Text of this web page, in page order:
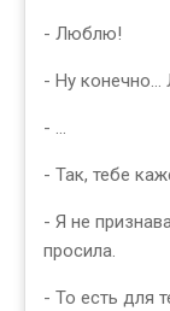
- Люблю!
- Ну конечно…
- …
- Так, тебе
- Я не
просила.
- То есть для